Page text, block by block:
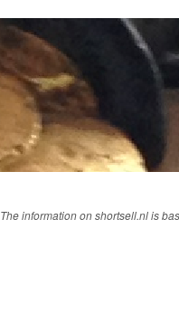
The information on shortsell.nl is